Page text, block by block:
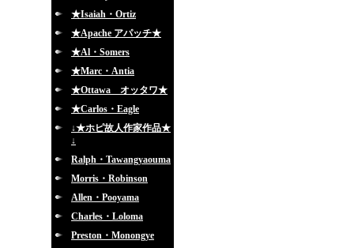
★Isaiah・Ortiz
★Apache アパッチ★
★Al・Somers
★Marc・Antia
★Ottawa オッタワ★
★Carlos・Eagle
↓★ホピ故人作家作品★
↓
Ralph・Tawangyaouma
Morris・Robinson
Allen・Pooyama
Charles・Loloma
Preston・Monongye